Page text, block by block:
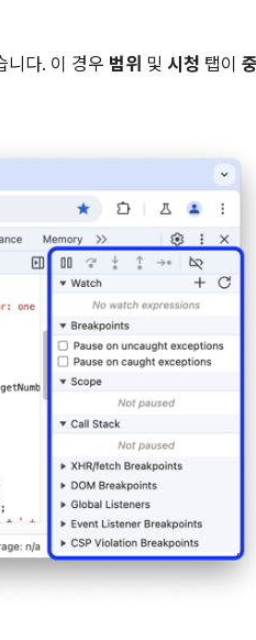
니다. 이 경우 범위 및 시청 탭이